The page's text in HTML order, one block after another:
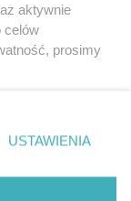
aktywnie
celów
prosimy
rogu strony
nie wymagają
USTAWIENIA